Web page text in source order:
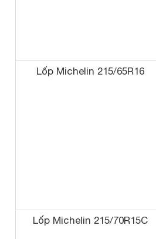
Lốp Michelin 215/65R16
Lốp Michelin 215/70R15C